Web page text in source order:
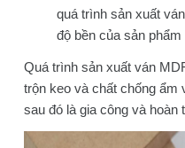
quá trình sản xuất
độ bền của sản phẩm
Quá trình sản xuất ván
trộn keo và chất chống
sau đó là gia công và hoàn